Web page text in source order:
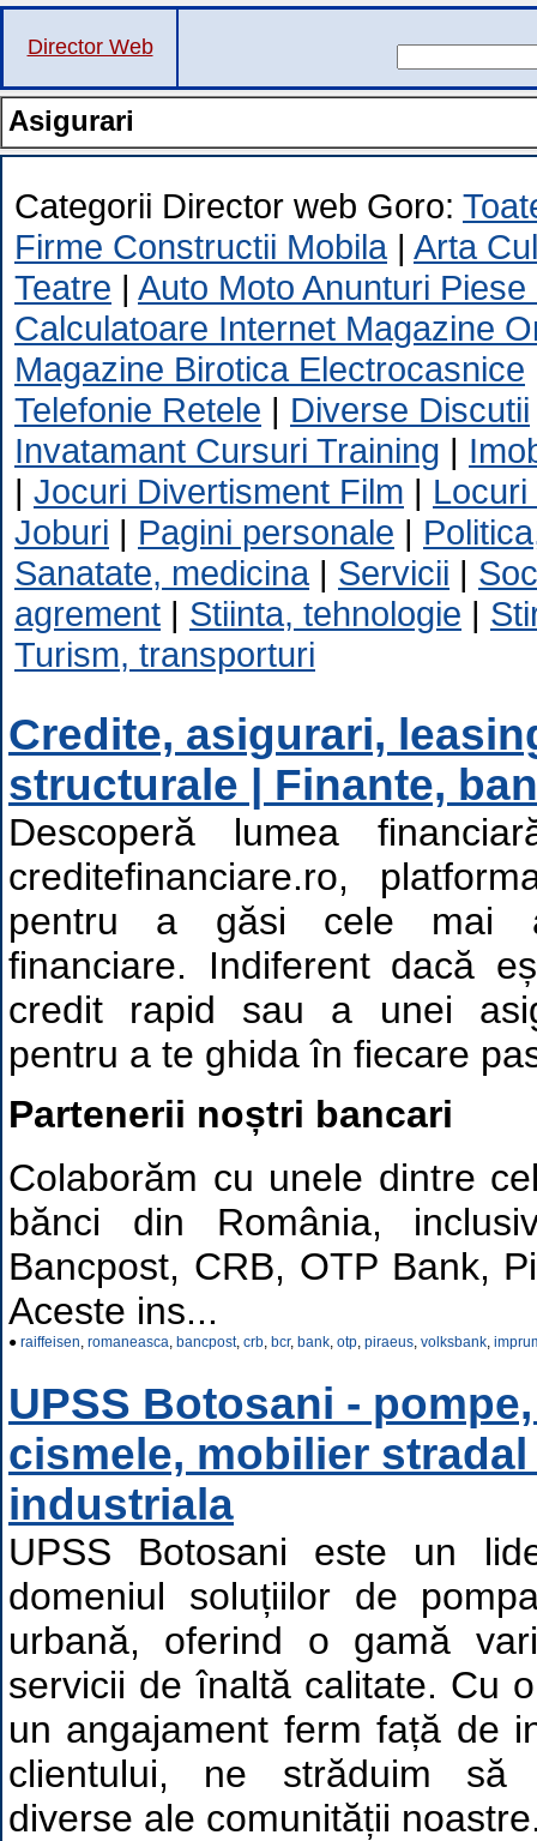
Director Web
Asigurari
Categorii Director web Goro:
Firme Constructii Mobila| Arta
Teatre | Auto Moto Anunturi
Calculatoare Internet Magazine
Magazine Birotica Electrocasnice
Telefonie Retele | Diverse Discutii
Invatamant Cursuri Training |
| Jocuri Divertisment Film |
Joburi | Pagini personale |
Sanatate, medicina| Servicii |
agrement | Stiinta, tehnologie |
Turism, transporturi
Credite, asigurari,
structurale | Finante,
Descoperă lumea
creditefinanciare.ro,
pentru a găsi cele mai
financiare. Indiferent dacă
credit rapid sau a unei
pentru a te ghida în fiecare
Partenerii noștri bancari
Colaborăm cu unele dintre
bănci din România,
Bancpost, CRB, OTP Bank,
Aceste ins...
● raiffeisen, romaneasca, bancpost, crb, bcr, bank, otp, piraeus, volksbank,
UPSS Botosani -
cismele, mobilier
industriala
UPSS Botosani este un
domeniul soluțiilor de
urbană, oferind o gamă
servicii de înaltă calitate. Cu
un angajament ferm față de
clientului, ne străduim să
diverse ale comunității